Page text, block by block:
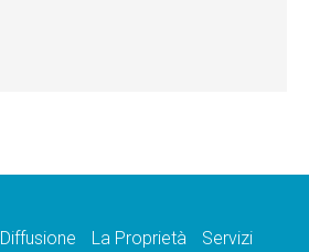
Diffusione La Proprietà Servizi